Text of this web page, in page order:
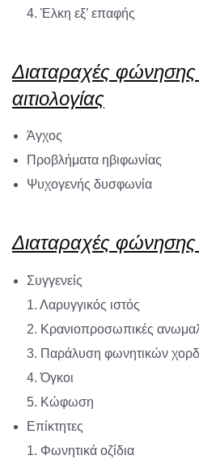
4. Έλκη εξ’ επαφής
Διαταραχές
αιτιολογίας
Άγχος
Προβλήματα ηβιφωνίας
Ψυχογενής δυσφωνία
Διαταραχές φώνησης
Συγγενείς
1. Λαρυγγικός ιστός
2. Κρανιοπροσωπικές
3. Παράλυση φωνητικών
4. Όγκοι
5. Κώφωση
Επίκτητες
1. Φωνητικά οζίδια